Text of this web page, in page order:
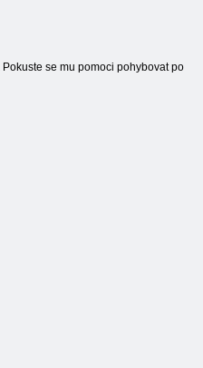
se mu pomoci pohybovat po